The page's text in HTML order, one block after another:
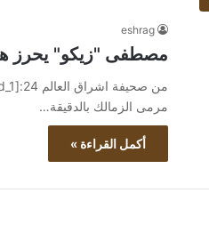
eshrag
مصطفى "زيكو" يحرز هدف
مرمى الزمالك بالدقيقة…
أكمل القراءة »